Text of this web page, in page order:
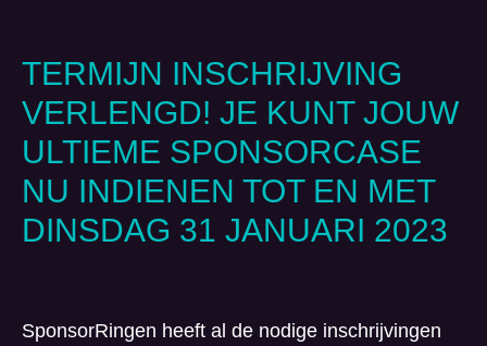
TERMIJN INSCHRIJVING
VERLENGD! JE KUNT JOUW
ULTIEME SPONSORCASE
NU INDIENEN TOT EN MET
DINSDAG 31 JANUARI 2023
SponsorRingen heeft al de nodige inschrijvingen